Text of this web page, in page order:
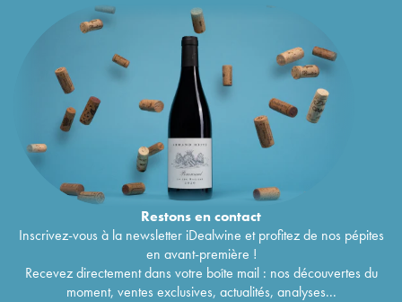
Restons encontact
Inscrivez-vous à la newsletter iDealwine et profitez de nos pépites
en avant-première !
Recevez directement dans votre boîte mail : nos découvertes du
moment, ventes exclusives, actualités, analyses...